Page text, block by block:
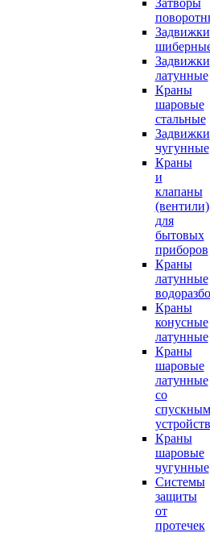
Затворы
Задвижки
Задвижки
латунные
Краны
шаровые
стальные
Задвижки
чугунные
Краны
и
клапаны
(вентили)
для
бытовых
приборов
Краны
латунные
Краны
конусные
латунные
Краны
шаровые
латунные
со
спускным
Краны
шаровые
чугунные
Системы
защиты
от
протечек